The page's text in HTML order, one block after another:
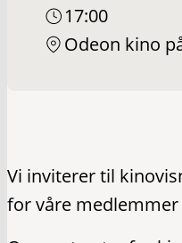
17:00
Odeon kino
Vi inviterer til
for våre medlemmer